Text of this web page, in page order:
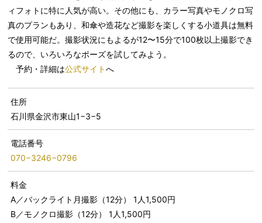
ィフォトに特に人気が高い。その他にも、カラー写真やモノクロ写
真のプランもあり、和傘や造花など撮影を楽しくする小道具は無料
で使用可能だ。撮影状況にもよるが12〜15分で100枚以上撮影でき
るので、いろいろなポーズを試してみよう。
予約・詳細は公式サイトへ
住所
石川県金沢市東山1−3−5
電話番号
070−3246−0796
料金
A／バックライト月撮影（12分） 1人1,500円
B／モノクロ撮影（12分） 1人1,500円